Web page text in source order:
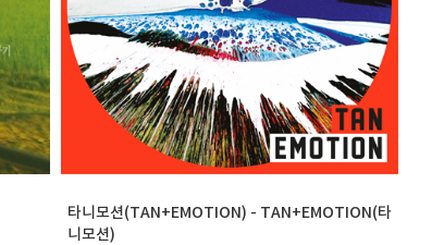
타니모션(TAN+EMOTION) - TAN+EMOTION(타
니모션)